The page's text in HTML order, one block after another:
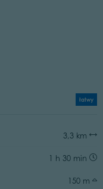
łatwy
3,3 km
1 h 30 min
150 m